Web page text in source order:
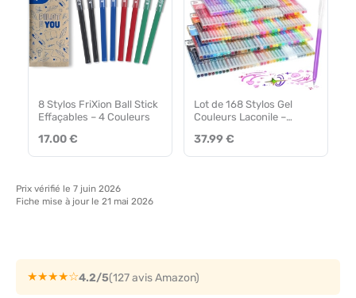
8 Stylos FriXion Ball Stick
Effaçables – 4 Couleurs
17.00 €
Lot de 168 Stylos Gel
Couleurs Laconile –
Métallique et Néon
37.99 €
Prix vérifié le 7 juin 2026
Fiche mise à jour le 21 mai 2026
★★★★☆4.2/5(127 avis Amazon)